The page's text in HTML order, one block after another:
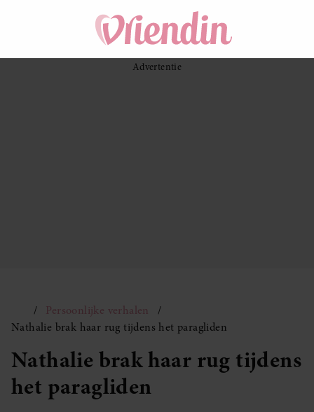
Persoonlijke verhalen
Nathalie brak haar rug tijdens het paragliden
Nathalie brak haar rug tijdens
het paragliden